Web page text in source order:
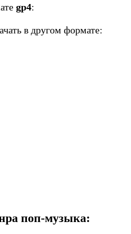
gp4:
в другом формате:
поп-музыка: